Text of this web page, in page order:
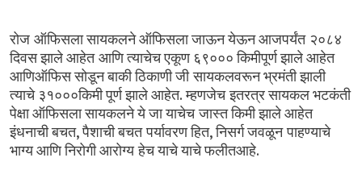
रोज ऑफिसला सायकलने ऑफिसला जाऊन येऊन आजपर्यंत २०८४
दिवस झाले आहेत आणि त्याचेच एकूण ६९००० किमीपूर्ण झाले आहेत
आणिऑफिस सोडून बाकी ठिकाणी जी सायकलवरून भ्रमंती झाली
त्याचे ३१०००किमी पूर्ण झाले आहेत.म्हणजेच इतरत्र सायकल भटकंती
पेक्षा ऑफिसला सायकलने ये जा याचेच जास्त किमी झाले आहेत
इंधनाची बचत,पैशाची बचत पर्यावरण हित,निसर्ग जवळून पाहण्याचे
भाग्य आणि निरोगी आरोग्य हेच याचे याचे फलीतआहे.